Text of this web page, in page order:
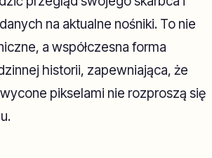
na aktualne nośniki. To nie
a współczesna forma
historii, zapewniająca, że
pikselami nie rozproszą się